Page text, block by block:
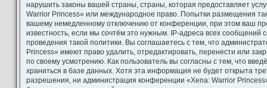
нарушить законы вашей страны, страны, которая предоставляет
Warrior Princess» или международное право. Попытки размещения
вашему немедленному отключению от конференции, при этом ваш
известность, если мы сочтём это нужным. IP-адреса всех сообщений
проведения такой политики. Вы соглашаетесь с тем, что
Princess» имеют право удалить, отредактировать, перенести или
по своему усмотрению. Как пользователь вы согласны с тем, что
храниться в базе данных. Хотя эта информация не будет открыта
разрешения, ни администрация конференции «Xena: Warrior